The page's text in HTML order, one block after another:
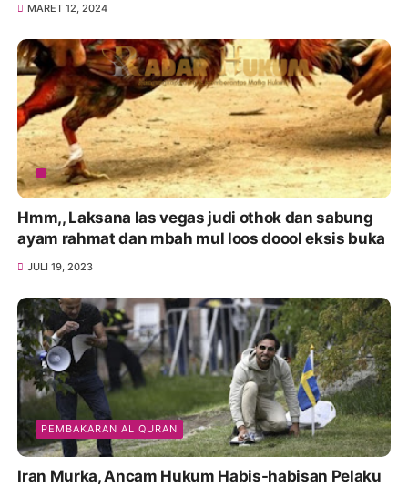
MARET 12, 2024
Hmm,, Laksana las vegas judi othok dan sabung
ayam rahmat dan mbah mul loos doool eksis buka
JULI 19, 2023
PEMBAKARAN AL QURAN
Iran Murka, Ancam Hukum Habis-habisan Pelaku